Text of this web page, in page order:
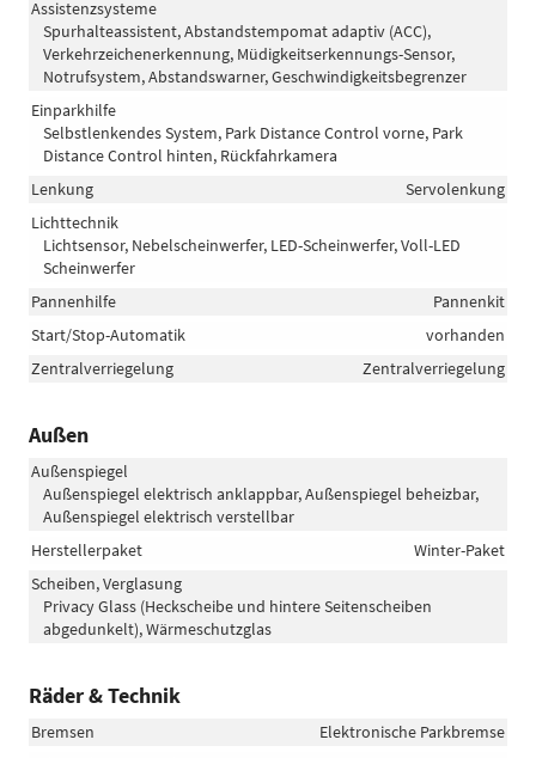
Assistenzsysteme
Spurhalteassistent, Abstandstempomat adaptiv (ACC),
Verkehrzeichenerkennung, Müdigkeitserkennungs-Sensor,
Notrufsystem, Abstandswarner, Geschwindigkeitsbegrenzer
Einparkhilfe
Selbstlenkendes System, Park Distance Control vorne, Park
Distance Control hinten, Rückfahrkamera
Lenkung
Servolenkung
Lichttechnik
Lichtsensor, Nebelscheinwerfer, LED-Scheinwerfer, Voll-LED
Scheinwerfer
Pannenhilfe
Pannenkit
Start/Stop-Automatik
vorhanden
Zentralverriegelung
Zentralverriegelung
Außen
Außenspiegel
Außenspiegel elektrisch anklappbar, Außenspiegel beheizbar,
Außenspiegel elektrisch verstellbar
Herstellerpaket
Winter-Paket
Scheiben, Verglasung
Privacy Glass (Heckscheibe und hintere Seitenscheiben
abgedunkelt), Wärmeschutzglas
Räder & Technik
Bremsen
Elektronische Parkbremse